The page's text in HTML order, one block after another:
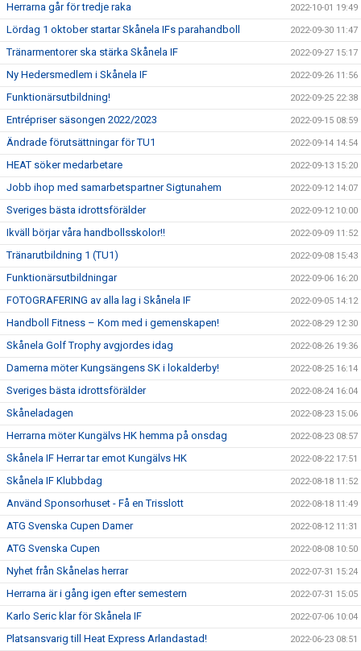
Herrarna går för tredje raka 2022-10-01 19:49
Lördag 1 oktober startar Skånela IFs parahandboll 2022-09-30 11:47
Tränarmentorer ska stärka Skånela IF 2022-09-27 15:17
Ny Hedersmedlem i Skånela IF 2022-09-26 11:56
Funktionärsutbildning! 2022-09-25 22:38
Entrépriser säsongen 2022/2023 2022-09-15 08:59
Ändrade förutsättningar för TU1 2022-09-14 14:54
HEAT söker medarbetare 2022-09-13 15:20
Jobb ihop med samarbetspartner Sigtunahem 2022-09-12 14:07
Sveriges bästa idrottsförälder 2022-09-12 10:00
Ikväll börjar våra handbollsskolor!! 2022-09-09 11:52
Tränarutbildning 1 (TU1) 2022-09-08 15:43
Funktionärsutbildningar 2022-09-06 16:20
FOTOGRAFERING av alla lag i Skånela IF 2022-09-05 14:12
Handboll Fitness – Kom med i gemenskapen! 2022-08-29 12:30
Skånela Golf Trophy avgjordes idag 2022-08-26 19:36
Damerna möter Kungsängens SK i lokalderby! 2022-08-25 16:14
Sveriges bästa idrottsförälder 2022-08-24 16:04
Skåneladagen 2022-08-23 15:06
Herrarna möter Kungälvs HK hemma på onsdag 2022-08-23 08:57
Skånela IF Herrar tar emot Kungälvs HK 2022-08-22 17:51
Skånela IF Klubbdag 2022-08-18 11:52
Använd Sponsorhuset - Få en Trisslott 2022-08-18 11:49
ATG Svenska Cupen Damer 2022-08-12 11:31
ATG Svenska Cupen 2022-08-08 10:50
Nyhet från Skånelas herrar 2022-07-31 15:24
Herrarna är i gång igen efter semestern 2022-07-31 15:05
Karlo Seric klar för Skånela IF 2022-07-06 10:04
Platsansvarig till Heat Express Arlandastad! 2022-06-23 08:51